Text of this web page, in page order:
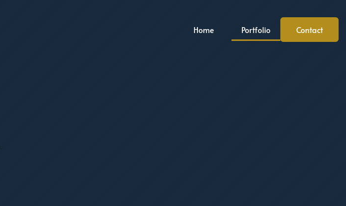
Home Portfolio Contact